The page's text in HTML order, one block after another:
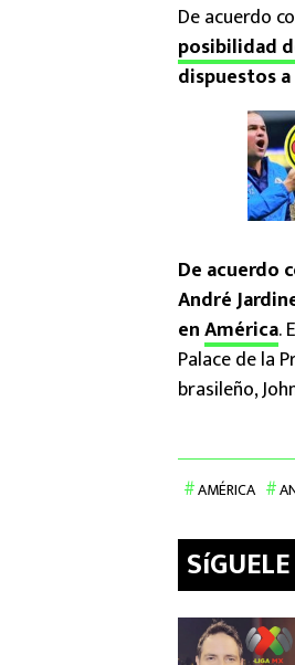
De acuerdo
posibilidad
dispuestos
De acuerdo
André
enAmérica.
Palace de la
brasileño,
AMÉRICA